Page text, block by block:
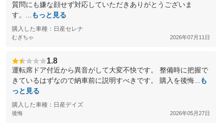
質問にも嫌な顔せず対応していただきありがとうございま
す。...
もっと見る
購入した車種：日産セレナ
むぎちゃ 2026年07月11日
1.8
運転席ドア付近から異音がして大変不快です。 整備時に把握で
きているはずなので納車前に説明すべきです。 購入を後悔...
も
っと見る
購入した車種：日産デイズ
後悔 2026年05月27日